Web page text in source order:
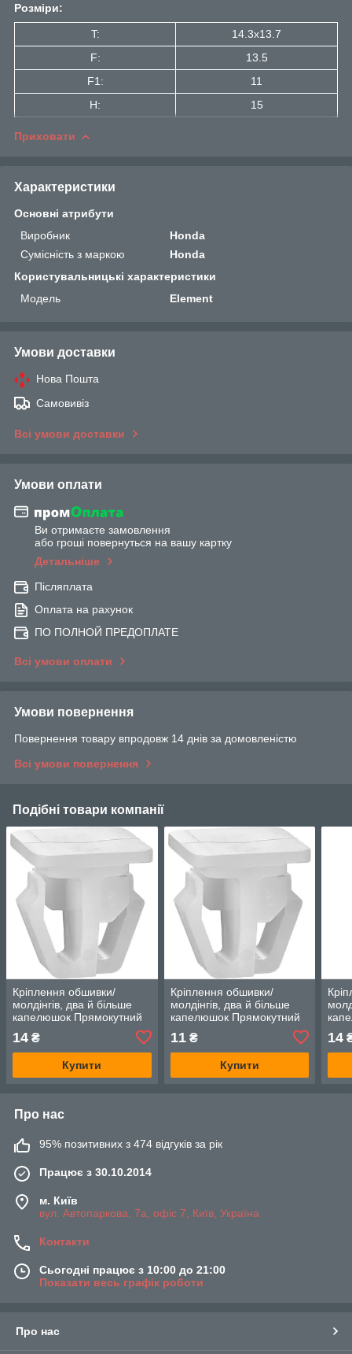
Розміри:
T:
14.3x13.7
F:
13.5
F1:
11
H:
15
Приховати
Характеристики
Основні атрибути
Виробник
Honda
Сумісність з маркою
Honda
Користувальницькі характеристики
Мoдель
Element
Умови доставки
Нова Пошта
Самовивіз
Всі умови доставки
Умови оплати
Ви отримаєте замовлення
або гроші повернуться на вашу картку
Детальніше
Післяплата
Оплата на рахунок
ПО ПОЛНОЙ ПРЕДОПЛАТЕ
Всі умови оплати
Умови повернення
Повернення товару впродовж 14 днів за домовленістю
Всі умови повернення
Подібні товари компанії
Кріплення обшивки/
молдінгів, два й більше
капелюшок Прямокутний
Element
14 ₴
Купити
Кріплення обшивки/
молдінгів, два й більше
капелюшок Прямокутний
Element
11₴
Купити
14
Про нас
95% позитивних з 474 відгуків за рік
Працює з 30.10.2014
м. Київ
вул. Автопаркова, 7а, офіс 7, Київ, Україна
Контакти
Сьогодні працює з 10:00 до 21:00
Показати весь графік роботи
Про нас